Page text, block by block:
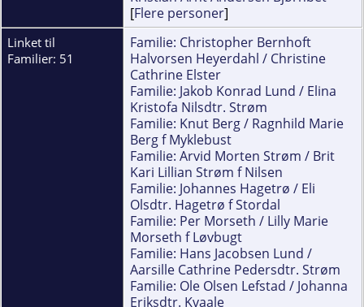
[Flere personer]
Linket til
Familier: 51
Familie: Christopher Bernhoft
Halvorsen Heyerdahl / Christine
Cathrine Elster
Familie: Jakob Konrad Lund / Elina
Kristofa Nilsdtr. Strøm
Familie: Knut Berg / Ragnhild Marie
Berg f Myklebust
Familie: Arvid Morten Strøm / Brit
Kari Lillian Strøm f Nilsen
Familie: Johannes Hagetrø / Eli
Olsdtr. Hagetrø f Stordal
Familie: Per Morseth / Lilly Marie
Morseth f Løvbugt
Familie: Hans Jacobsen Lund /
Aarsille Cathrine Pedersdtr. Strøm
Familie: Ole Olsen Lefstad / Johanna
Eriksdtr. Kvaale